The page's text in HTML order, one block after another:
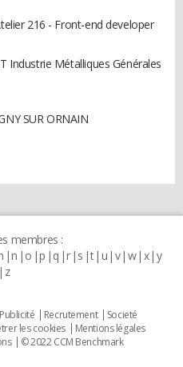
216 - Front-end developer
Industrie Métalliques Générales
SUR ORNAIN
membres :
n o p q r s t u v w x y
z
Publicité Recrutement
Societé
les cookies
Mentions légales
© 2022 CCM Benchmark